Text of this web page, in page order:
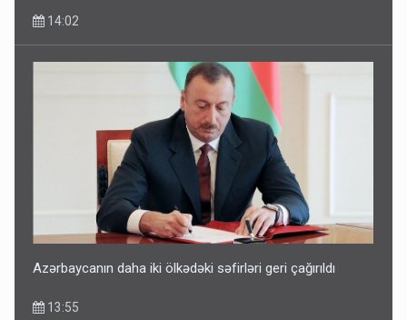
14:02
Azərbaycanın daha iki ölkədəki səfirləri geri çağırıldı
13:55